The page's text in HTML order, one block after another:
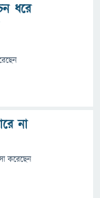
ধরে
না
করেছেন